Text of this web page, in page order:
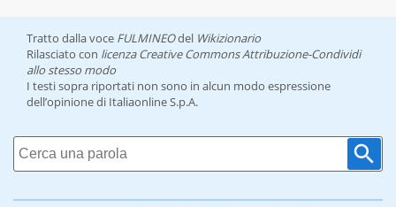
Tratto dalla voce FULMINEOdel Wikizionario
Rilasciato con licenza Creative Commons Attribuzione-Condividi
allo stesso modo
I testi sopra riportati non sono in alcun modo espressione
dell’opinione di Italiaonline S.p.A.